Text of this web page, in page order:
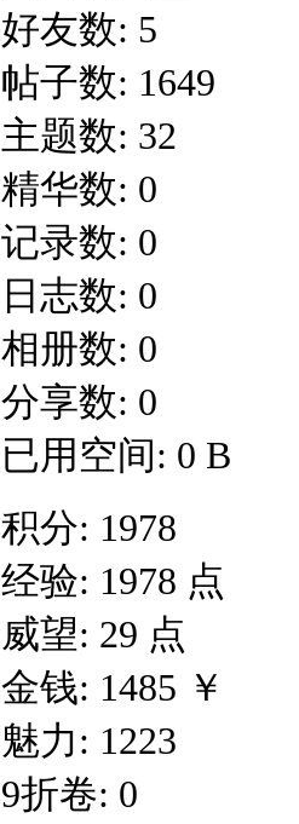
好友数: 5
帖子数: 1649
主题数: 32
精华数: 0
记录数: 0
日志数: 0
相册数: 0
分享数: 0
已用空间: 0 B
积分: 1978
经验: 1978 点
威望: 29 点
金钱: 1485 ￥
魅力: 1223
9折卷: 0